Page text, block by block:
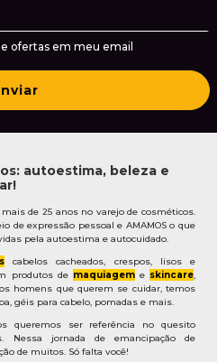
ofertas em meu email
autoestima, beleza e
de 25 anos no varejo de cosméticos.
de expressão pessoal e AMAMOS o que
pela autoestima e autocuidado.
cabelos cacheados, crespos, lisos e
produtos de maquiageme skincare,
homens que querem se cuidar, temos
géis para cabelo, pomadas e mais.
queremos ser referência no quesito
Nessa jornada de emancipação de
de muitos. Só falta você!